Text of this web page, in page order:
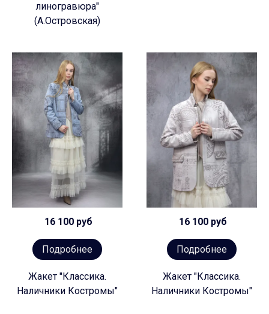
линогравюра"
(А.Островская)
16 100 руб
Подробнее
Жакет "Классика.
Наличники Костромы"
16 100 руб
Подробнее
Жакет "Классика.
Наличники Костромы"